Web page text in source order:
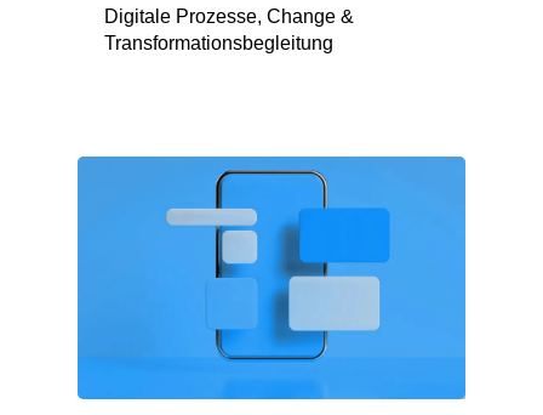
Digitale Prozesse, Change &
Transformationsbegleitung